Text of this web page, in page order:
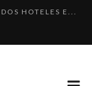
HOTELES E...
HOSTEL...
GASTRONOMÍA ...